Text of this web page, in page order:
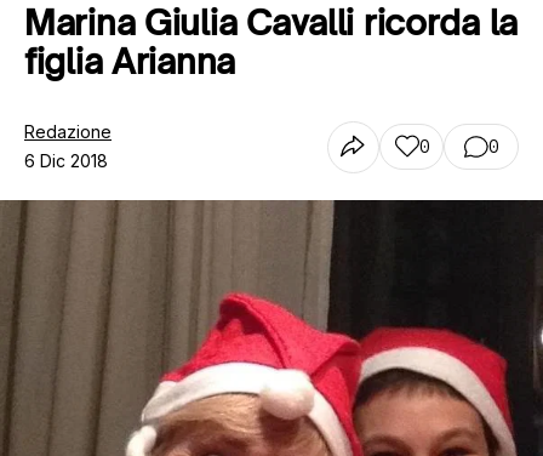
Tutti gli articoli
Chi siamo
Contatti
Marina Giulia Cavalli ricorda la
figlia Arianna
Redazione
6 Dic 2018
0 0